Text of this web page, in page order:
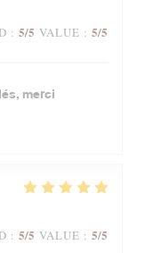
: 5/5 VALUE : 5/5
merci
: 5/5 VALUE : 5/5